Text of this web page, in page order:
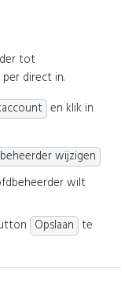
tot
direct in.
en klik in
wijzigen
wilt
Opslaan te